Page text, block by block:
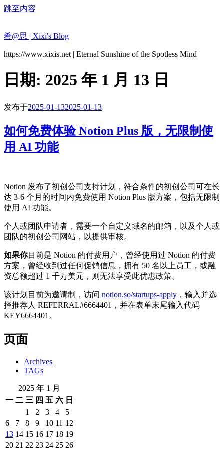
跳至内容
希@思 | Xixi's Blog
https://www.xixis.net | Eternal Sunshine of the Spotless Mind
日期: 2025 年 1 月 13 日
发布于2025-01-132025-01-13
如何免费体验 Notion Plus 版，无限制使
用 AI 功能
Notion 发布了初创公司支持计划，符合条件的初创公司可在长
达 3-6 个月的时间内免费使用 Notion Plus 版方案，包括无限制
使用 AI 功能。
个人或团队申请者，需要一个自定义域名的邮箱，以及个人或
团队的初创公司网站，以提供审核。
如果你目前是 Notion 的付费用户，曾经使用过 Notion 的付费
方案，曾经收到过任何促销信息，拥有 50 名以上员工，或融
资总额超过 1 千万美元，则无法享受此优惠政策。
该计划目前为邀请制，访问 notion.so/startups-apply ，输入并选
择推荐人 REFERRAL#6664401，并在表单末尾输入代码
KEY6664401。
页面
Archives
TAGs
2025 年 1 月
一 二 三 四 五 六 日
1
2 3 4
5
6
7 8 9 10 11 12
13 14 15 16 17 18 19
20 21 22 23 24 25 26